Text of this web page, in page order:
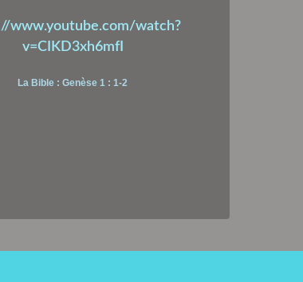
www.youtube.com/watch?
v=CIKD3xh6mfI
La Bible : Genèse 1 : 1-2